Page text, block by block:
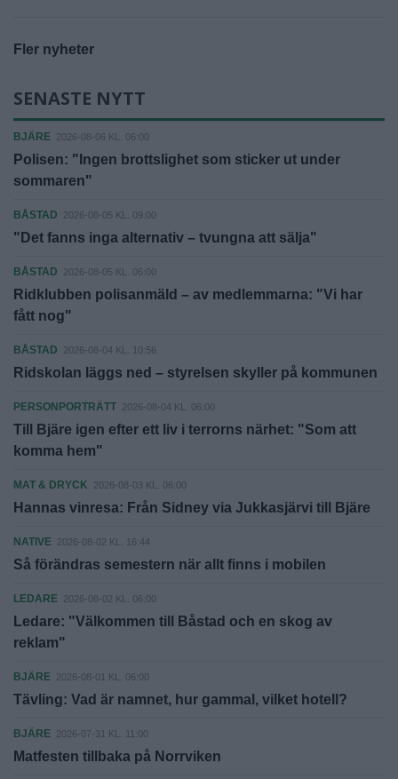
Fler nyheter
SENASTE NYTT
BJÄRE 2026-08-06 KL. 06:00
Polisen: "Ingen brottslighet som sticker ut under
sommaren"
BÅSTAD 2026-08-05 KL. 09:00
"Det fanns inga alternativ – tvungna att sälja"
BÅSTAD 2026-08-05 KL. 06:00
Ridklubben polisanmäld – av medlemmarna: "Vi har
fått nog"
BÅSTAD 2026-08-04 KL. 10:56
Ridskolan läggs ned – styrelsen skyller på kommunen
PERSONPORTRÄTT 2026-08-04 KL. 06:00
Till Bjäre igen efter ett liv i terrorns närhet: "Som att
komma hem"
MAT & DRYCK 2026-08-03 KL. 06:00
Hannas vinresa: Från Sidney via Jukkasjärvi till Bjäre
NATIVE 2026-08-02 KL. 16:44
Så förändras semestern när allt finns i mobilen
LEDARE 2026-08-02 KL. 06:00
Ledare: "Välkommen till Båstad och en skog av
reklam"
BJÄRE 2026-08-01 KL. 06:00
Tävling: Vad är namnet, hur gammal, vilket hotell?
BJÄRE 2026-07-31 KL. 11:00
Matfesten tillbaka på Norrviken